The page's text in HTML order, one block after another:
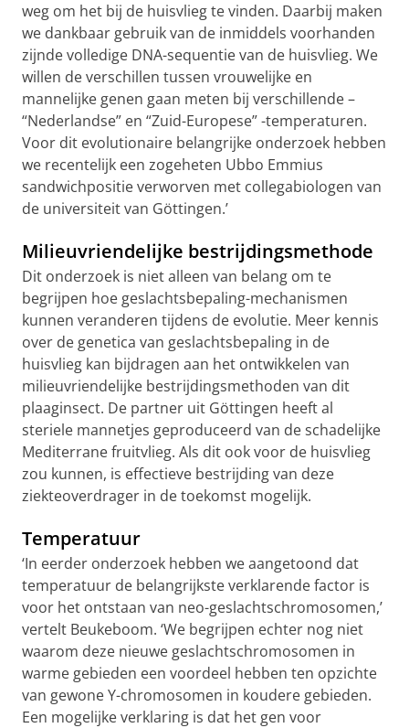
weg om het bij de huisvlieg te vinden. Daarbij maken
we dankbaar gebruik van de inmiddels voorhanden
zijnde volledige DNA-sequentie van de huisvlieg. We
willen de verschillen tussen vrouwelijke en
mannelijke genen gaan meten bij verschillende –
“Nederlandse” en “Zuid-Europese” -temperaturen.
Voor dit evolutionaire belangrijke onderzoek hebben
we recentelijk een zogeheten Ubbo Emmius
sandwichpositie verworven met collegabiologen van
de universiteit van Göttingen.’
Milieuvriendelijke bestrijdingsmethode
Dit onderzoek is niet alleen van belang om te
begrijpen hoe geslachtsbepaling-mechanismen
kunnen veranderen tijdens de evolutie. Meer kennis
over de genetica van geslachtsbepaling in de
huisvlieg kan bijdragen aan het ontwikkelen van
milieuvriendelijke bestrijdingsmethoden van dit
plaaginsect. De partner uit Göttingen heeft al
steriele mannetjes geproduceerd van de schadelijke
Mediterrane fruitvlieg. Als dit ook voor de huisvlieg
zou kunnen, is effectieve bestrijding van deze
ziekteoverdrager in de toekomst mogelijk.
Temperatuur
‘In eerder onderzoek hebben we aangetoond dat
temperatuur de belangrijkste verklarende factor is
voor het ontstaan van neo-geslachtschromosomen,’
vertelt Beukeboom. ‘We begrijpen echter nog niet
waarom deze nieuwe geslachtschromosomen in
warme gebieden een voordeel hebben ten opzichte
van gewone Y-chromosomen in koudere gebieden.
Een mogelijke verklaring is dat het gen voor